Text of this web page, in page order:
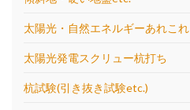
太陽光・自然エネルギーあれこれ
太陽光発電スクリュー杭打ち
杭試験(引き抜き試験etc.)